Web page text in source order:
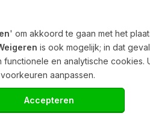
' om akkoord te gaan met het
is ook mogelijk; in dat geval
functionele en analytische cookies.
aanpassen.
Accepteren